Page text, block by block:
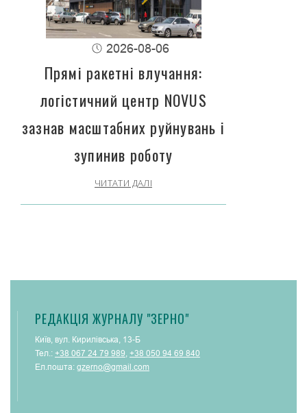
2026-08-06
Прямі ракетні влучання:
логістичний центр NOVUS
зазнав масштабних руйнувань і
зупинив роботу
ЧИТАТИ ДАЛІ
РЕДАКЦІЯ ЖУРНАЛУ "ЗЕРНО"
Київ, вул. Кирилівська, 13-Б
Тел.: +38 067 24 79 989 +38 050 94 69 840
Ел.пошта: gzerno@gmail.com